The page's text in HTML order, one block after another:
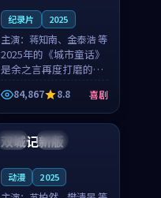
纪录片 2025
主演： 蒋知南、金泰浩 等
2025年的《城市童话》
是余之言再度打磨的喜
剧佳作。美国的取景与
历史战争的氛围相互成
就，蒋知南与金泰浩的
对手戏自然克制，让整
部影片在悬念与温度
84,867 8.8 喜剧
中国 独播
双城记新版
动漫 2025